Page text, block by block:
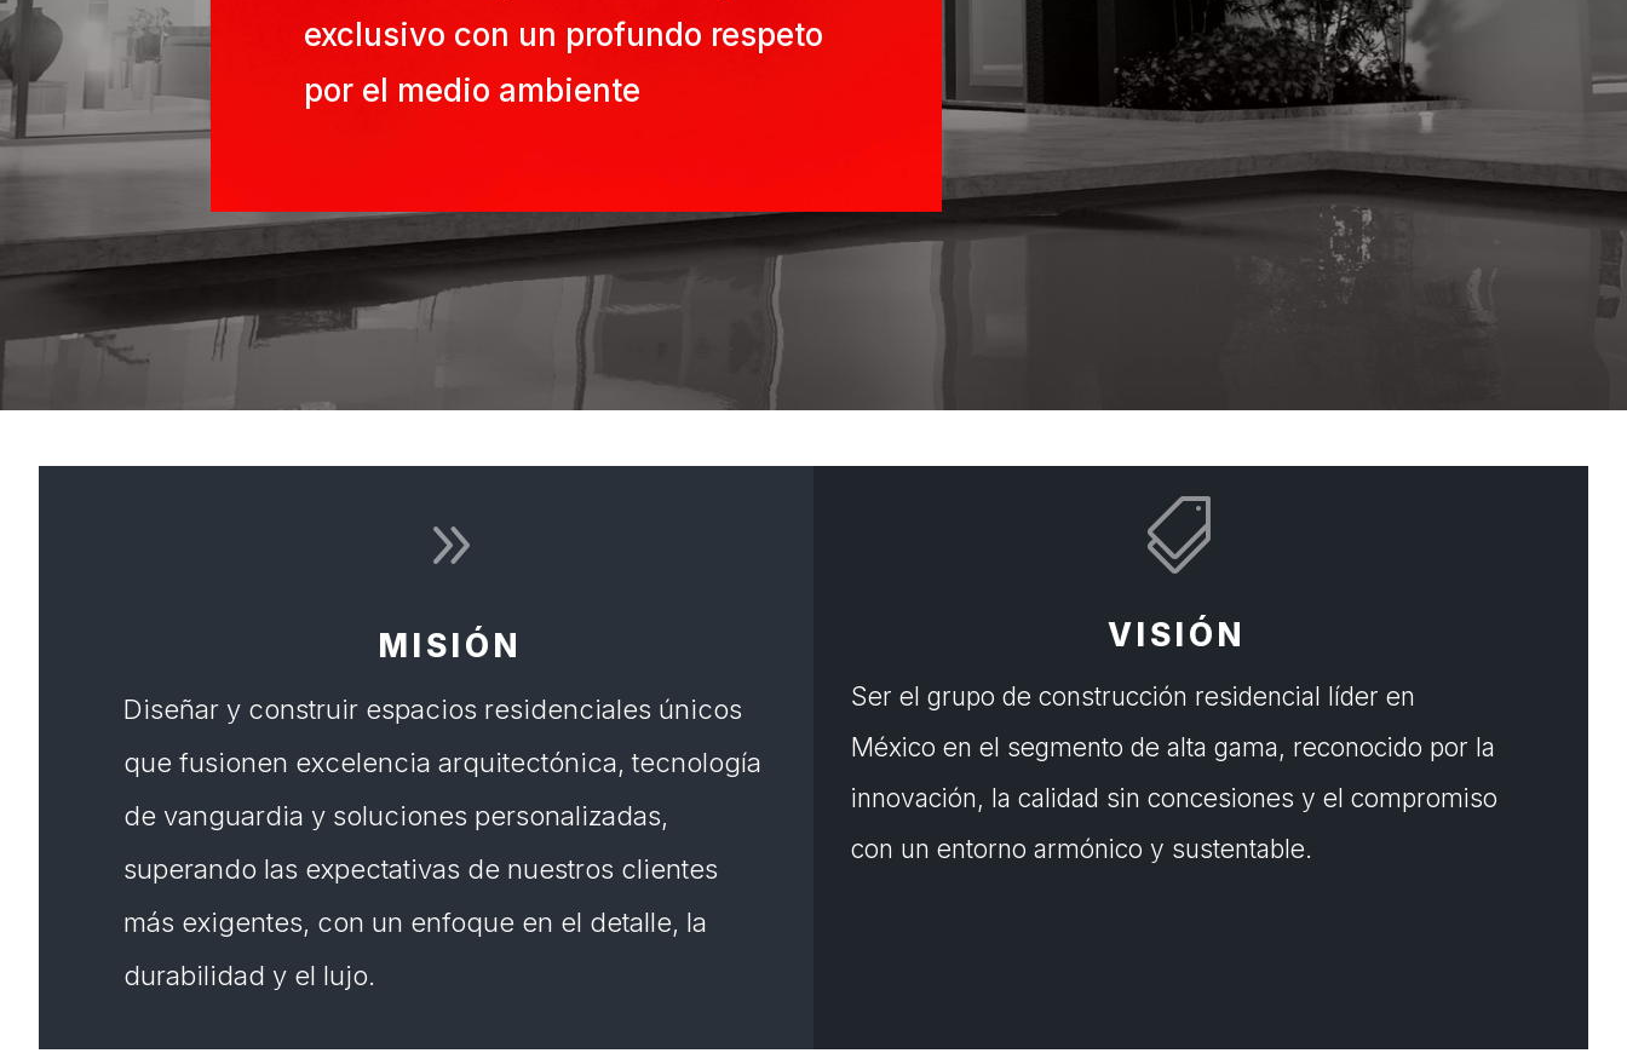
exclusivo con un profundo respeto
por el medio ambiente
9
MISIÓN
Diseñar y construir espacios residenciales únicos
que fusionen excelencia arquitectónica, tecnología
de vanguardia y soluciones personalizadas,
superando las expectativas de nuestros clientes
más exigentes, con un enfoque en el detalle, la
durabilidad y el lujo.

VISIÓN
Ser el grupo de construcción residencial líder en
México en el segmento de alta gama, reconocido por la
innovación, la calidad sin concesiones y el compromiso
con un entorno armónico y sustentable.